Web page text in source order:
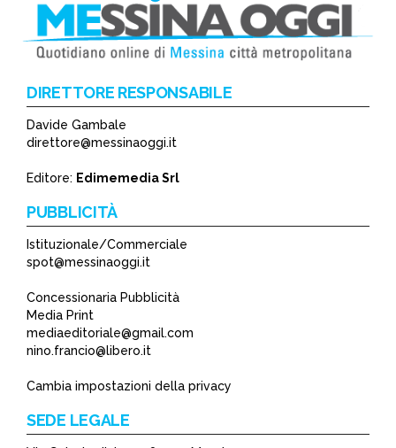
*
DIRETTORE RESPONSABILE
Davide Gambale
direttore@messinaoggi.it
Editore: Edimemedia Srl
PUBBLICITÀ
Istituzionale/Commerciale
spot@messinaoggi.it
Concessionaria Pubblicità
Media Print
mediaeditoriale@gmail.com
nino.francio@libero.it
Cambia impostazioni della privacy
SEDE LEGALE